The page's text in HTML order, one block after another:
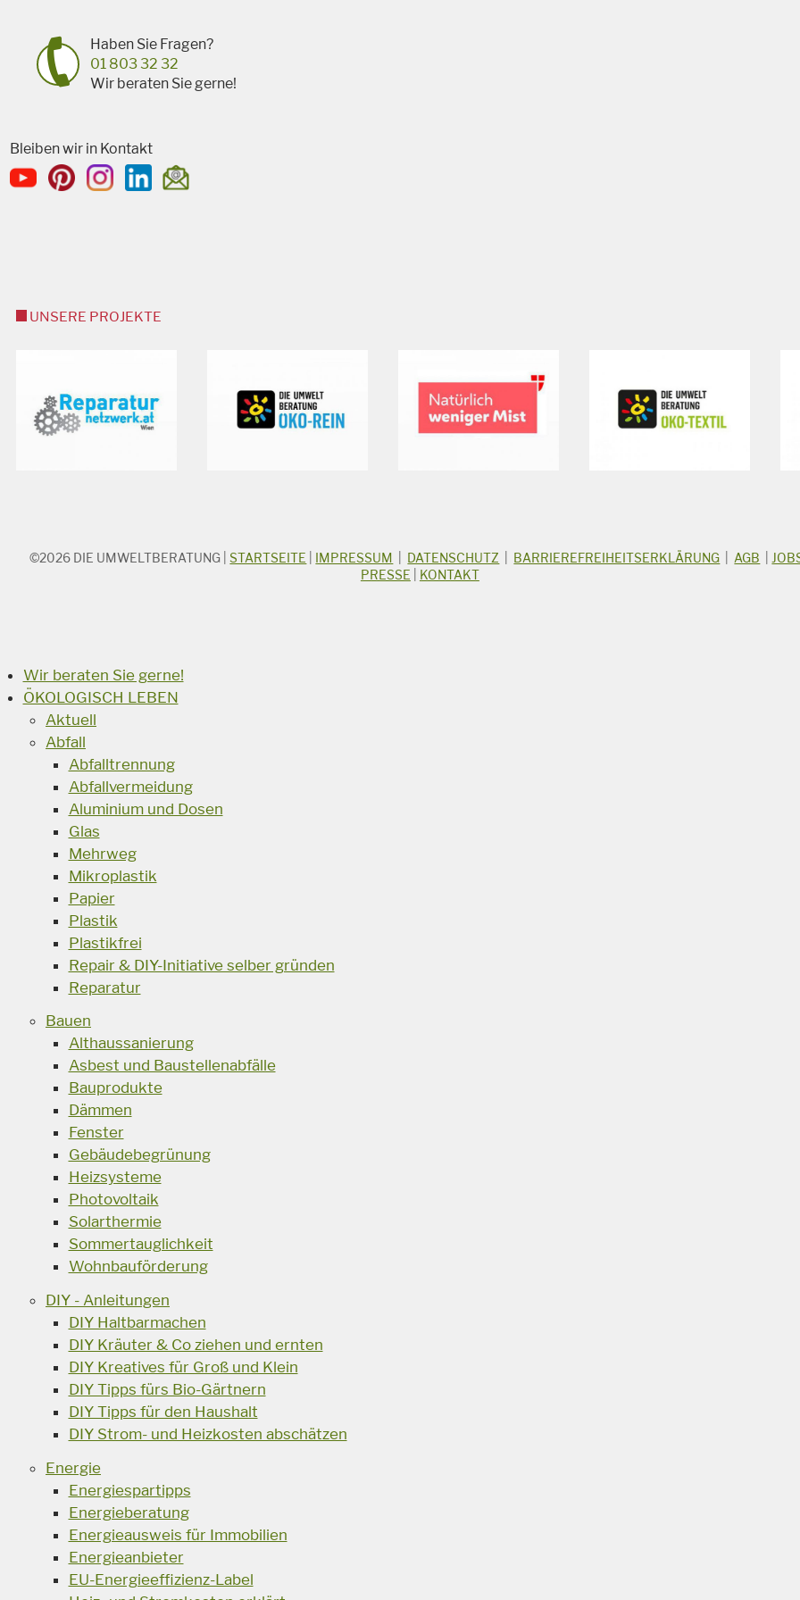
Haben Sie Fragen?
01 803 32 32
Wir beraten Sie gerne!
Bleiben wir in Kontakt
UNSERE PROJEKTE
©2026 DIE UMWELTBERATUNG |STARTSEITE IMPRESSUM DATENSCHUTZ BARRIEREFREIHEITSERKLÄRUNG |AGB |
PRESSE
KONTAKT
Wir beraten Sie gerne!
ÖKOLOGISCH LEBEN
Aktuell
Abfall
Abfalltrennung
Abfallvermeidung
Aluminium und Dosen
Glas
Mehrweg
Mikroplastik
Papier
Plastik
Plastikfrei
Repair & DIY-Initiative selber gründen
Reparatur
Bauen
Althaussanierung
Asbest und Baustellenabfälle
Bauprodukte
Dämmen
Fenster
Gebäudebegrünung
Heizsysteme
Photovoltaik
Solarthermie
Sommertauglichkeit
Wohnbauförderung
DIY - Anleitungen
DIY Haltbarmachen
DIY Kräuter & Co ziehen und ernten
DIY Kreatives für Groß und Klein
DIY Tipps fürs Bio-Gärtnern
DIY Tipps für den Haushalt
DIY Strom- und Heizkosten abschätzen
Energie
Energiespartipps
Energieberatung
Energieausweis für Immobilien
Energieanbieter
EU-Energieeffizienz-Label